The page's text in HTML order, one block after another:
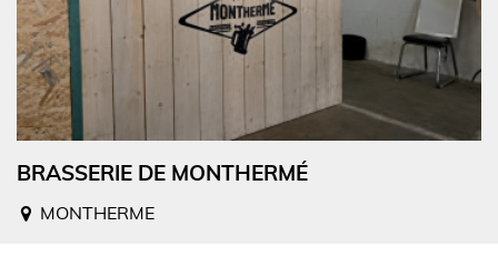
BRASSERIE DE MONTHERMÉ
MONTHERME